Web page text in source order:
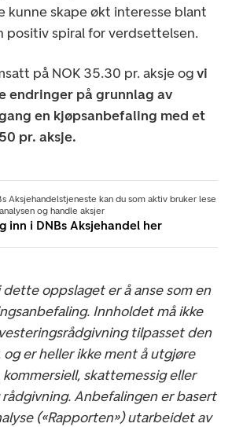
kunne skape økt interesse blant
positiv spiral for verdsettelsen.
på NOK 35.30 pr. aksje ogvi
endringer på grunnlag av
en kjøpsanbefaling med et
pr. aksje.
Aksjehandelstjeneste kan du som aktiv bruker lese
og handle aksjer
inn i DNBs Aksjehandel her
dette oppslaget er å anse som en
Innholdet må ikke
tilpasset den
er heller ikke ment å utgjøre
skattemessig eller
Anbefalingen er basert
(«Rapporten») utarbeidet av